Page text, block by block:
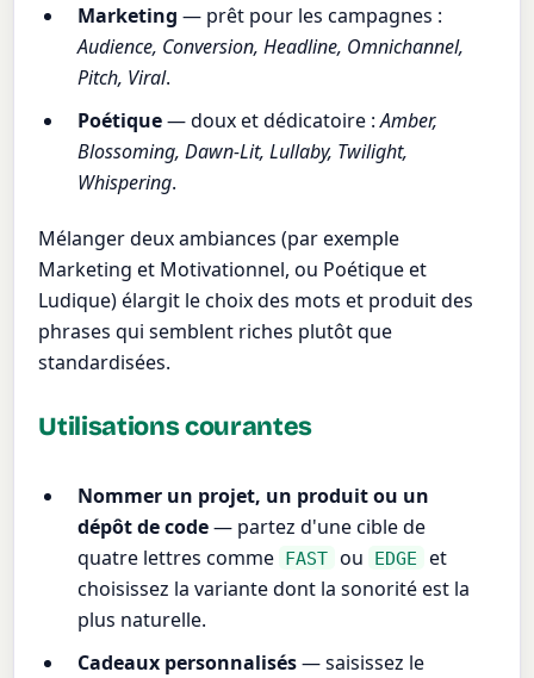
Marketing — prêt pour les campagnes :
Audience, Conversion, Headline, Omnichannel,
Pitch, Viral.
Poétique— doux et dédicatoire :Amber,
Blossoming, Dawn-Lit, Lullaby, Twilight,
Whispering.
Mélanger deux ambiances (par exemple
Marketing et Motivationnel, ou Poétique et
Ludique) élargit le choix des mots et produit des
phrases qui semblent riches plutôt que
standardisées.
Utilisations courantes
Nommer un projet, un produit ou un
dépôt de code— partez d'une cible de
quatre lettres comme FAST ou EDGE
et
choisissez la variante dont la sonorité est la
plus naturelle.
Cadeaux personnalisés— saisissez le